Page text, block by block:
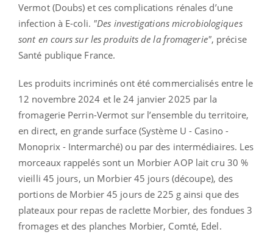
Vermot (Doubs) et ces complications rénales d’une
infection à E-coli. "Des investigations microbiologiques
sont en cours sur les produits de la fromagerie", précise
Santé publique France.
Les produits incriminés ont été commercialisés entre le
12 novembre 2024 et le 24 janvier 2025 par la
fromagerie Perrin-Vermot sur l’ensemble du territoire,
en direct, en grande surface (Système U - Casino -
Monoprix - Intermarché) ou par des intermédiaires. Les
morceaux rappelés sont un Morbier AOP lait cru 30 %
vieilli 45 jours, un Morbier 45 jours (découpe), des
portions de Morbier 45 jours de 225 g ainsi que des
plateaux pour repas de raclette Morbier, des fondues 3
fromages et des planches Morbier, Comté, Edel.